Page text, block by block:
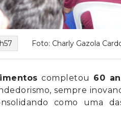
Foto: Charly Gazola
completou 60
sempre
como uma